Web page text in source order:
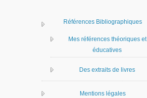
Références Bibliographiques
Mes références théoriques et
éducatives
Des extraits de livres
Mentions légales